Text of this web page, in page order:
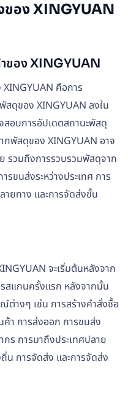
ของ XINGYUAN
ของ XINGYUAN
คือการ
ดุของ XINGYUAN ลงใน
อบการอัปเดตสถานะพัสดุ
พัสดุของ XINGYUAN อาจ
รวมถึงการรวบรวมพัสดุจาก
ขนส่งระหว่างประเทศ การ
ยทาง และการจัดส่งขั้น
จะเริ่มต้นหลังจาก
สแกนครั้งแรก หลังจากนั้น
ต่างๆ เช่น การสร้างคำสั่งซื้อ
า การส่งออก การขนส่ง
กร การมาถึงประเทศปลาย
น การจัดส่ง และการจัดส่ง